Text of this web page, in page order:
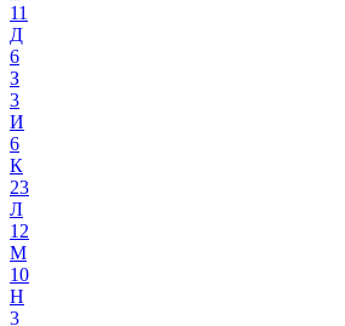
11
Д
6
З
3
И
6
К
23
Л
12
М
10
Н
3